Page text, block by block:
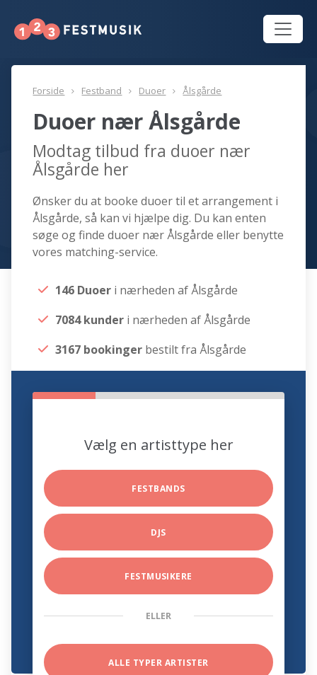
Forside Festband Duoer Ålsgårde
Duoer nær Ålsgårde
Modtag tilbud fra duoer nær
Ålsgårde her
Ønsker du at booke duoer til et arrangement i
Ålsgårde, så kan vi hjælpe dig. Du kan enten
søge og finde duoer nær Ålsgårde eller benytte
vores matching-service.
146 Duoer i nærheden af Ålsgårde
7084 kunder i nærheden af Ålsgårde
3167 bookinger bestilt fra Ålsgårde
Vælg en artisttype her
FESTBANDS
DJS
FESTMUSIKERE
ELLER
ALLE TYPER ARTISTER